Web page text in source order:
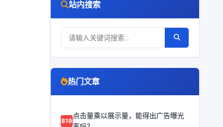
站内搜索
热门文章
68192
点击量乘以展示量，能得出广告曝光